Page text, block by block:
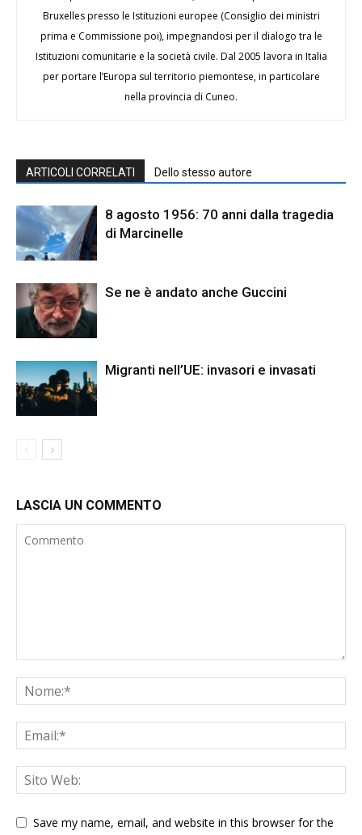
Bruxelles presso le Istituzioni europee (Consiglio dei ministri
prima e Commissione poi), impegnandosi per il dialogo tra le
Istituzioni comunitarie e la società civile. Dal 2005 lavora in Italia
per portare l’Europa sul territorio piemontese, in particolare
nella provincia di Cuneo.
ARTICOLI CORRELATI Dello stesso autore
8 agosto 1956: 70 anni dalla tragedia
di Marcinelle
Se ne è andato anche Guccini
Migranti nell’UE: invasori e invasati
LASCIA UN COMMENTO
Save my name, email, and website in this browser for the